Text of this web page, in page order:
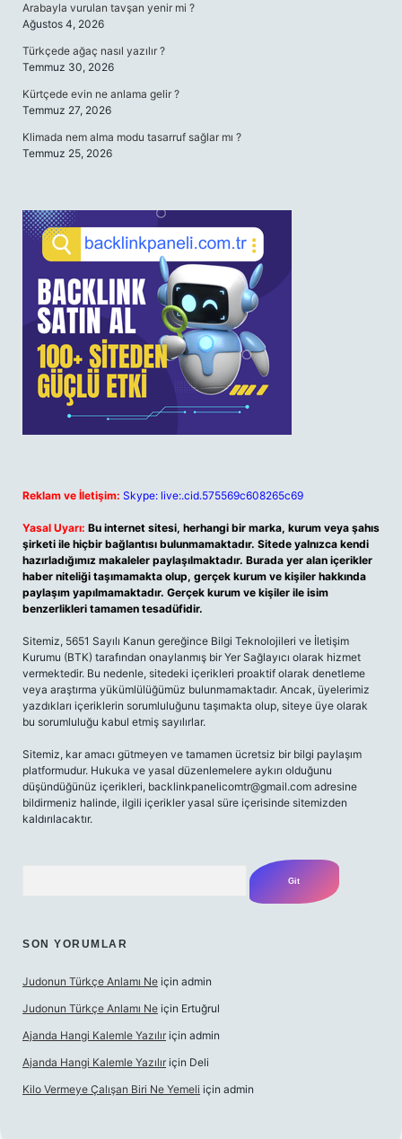
Arabayla vurulan tavşan yenir mi ?
Ağustos 4, 2026
Türkçede ağaç nasıl yazılır ?
Temmuz 30, 2026
Kürtçede evin ne anlama gelir ?
Temmuz 27, 2026
Klimada nem alma modu tasarruf sağlar mı ?
Temmuz 25, 2026
Reklam ve İletişim: Skype: live:.cid.575569c608265c69
Yasal Uyarı: Bu internet sitesi, herhangi bir marka, kurum veya şahıs
şirketi ile hiçbir bağlantısı bulunmamaktadır. Sitede yalnızca kendi
hazırladığımız makaleler paylaşılmaktadır. Burada yer alan içerikler
haber niteliği taşımamakta olup, gerçek kurum ve kişiler hakkında
paylaşım yapılmamaktadır. Gerçek kurum ve kişiler ile isim
benzerlikleri tamamen tesadüfidir.
Sitemiz, 5651 Sayılı Kanun gereğince Bilgi Teknolojileri ve İletişim
Kurumu (BTK) tarafından onaylanmış bir Yer Sağlayıcı olarak hizmet
vermektedir. Bu nedenle, sitedeki içerikleri proaktif olarak denetleme
veya araştırma yükümlülüğümüz bulunmamaktadır. Ancak, üyelerimiz
yazdıkları içeriklerin sorumluluğunu taşımakta olup, siteye üye olarak
bu sorumluluğu kabul etmiş sayılırlar.
Sitemiz, kar amacı gütmeyen ve tamamen ücretsiz bir bilgi paylaşım
platformudur. Hukuka ve yasal düzenlemelere aykırı olduğunu
düşündüğünüz içerikleri, backlinkpanelicomtr@gmail.com adresine
bildirmeniz halinde, ilgili içerikler yasal süre içerisinde sitemizden
kaldırılacaktır.
SON YORUMLAR
Judonun Türkçe Anlamı Ne için admin
Judonun Türkçe Anlamı Ne için Ertuğrul
Ajanda Hangi Kalemle Yazılır için admin
Ajanda Hangi Kalemle Yazılır için Deli
Kilo Vermeye Çalışan Biri Ne Yemeli için admin